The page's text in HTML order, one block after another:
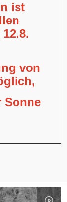
ist
von
Sonne